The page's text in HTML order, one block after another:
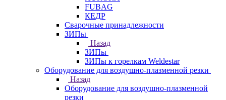
FUBAG
КЕДР
Сварочные принадлежности
ЗИПы
Назад
ЗИПы
ЗИПы к горелкам Weldestar
Оборудование для воздушно-плазменной резки
Назад
Оборудование для воздушно-плазменной
резки